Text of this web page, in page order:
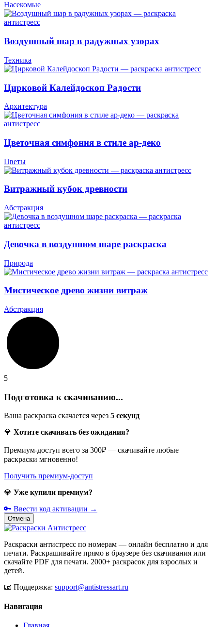
Насекомые
Воздушный шар в радужных узорах
Техника
Цирковой Калейдоскоп Радости
Архитектура
Цветочная симфония в стиле ар-деко
Цветы
Витражный кубок древности
Абстракция
Девочка в воздушном шаре раскраска
Природа
Мистическое древо жизни витраж
Абстракция
5
Подготовка к скачиванию...
Ваша раскраска скачается через 5 секунд
💎 Хотите скачивать без ожидания?
Премиум-доступ всего за 300₽ — скачивайте любые
раскраски мгновенно!
Получить премиум-доступ
💎 Уже купили премиум?
🔑 Ввести код активации →
Отмена
Раскраски антистресс по номерам — онлайн бесплатно и для
печати. Раскрашивайте прямо в браузере без скачивания или
скачайте PDF для печати. 2000+ раскрасок для взрослых и
детей.
📧 Поддержка: support@antistressart.ru
Навигация
Главная